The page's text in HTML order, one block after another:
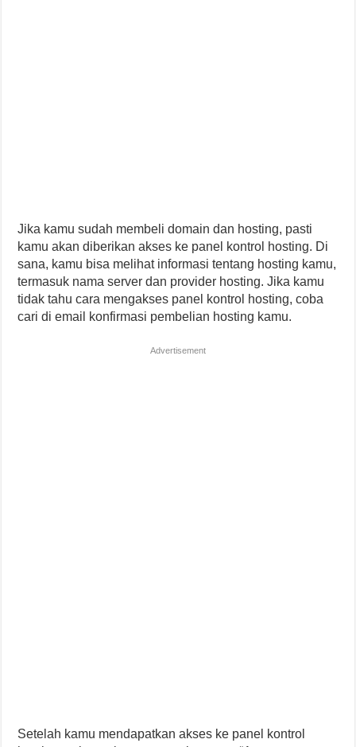
Jika kamu sudah membeli domain dan hosting, pasti
kamu akan diberikan akses ke panel kontrol hosting. Di
sana, kamu bisa melihat informasi tentang hosting kamu,
termasuk nama server dan provider hosting. Jika kamu
tidak tahu cara mengakses panel kontrol hosting, coba
cari di email konfirmasi pembelian hosting kamu.
Advertisement
Setelah kamu mendapatkan akses ke panel kontrol